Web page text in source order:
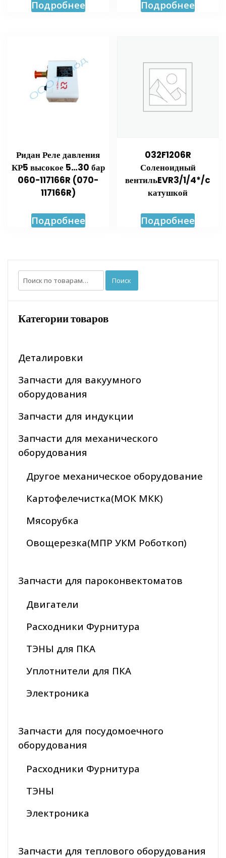
Подробнее Подробнее
Ридан Реле давления
КР5 высокое 5…30 бар
060-117166R (070-
117166R)
Подробнее
032F1206R
Соленоидный
вентильEVR3/1/4*/c
катушкой
Подробнее
Искать: Поиск
Категории товаров
Деталировки
Запчасти для вакуумного
оборудования
Запчасти для индукции
Запчасти для механического
оборудования
Другое механическое оборудование
Картофелечистка(МОК МКК)
Мясорубка
Овощерезка(МПР УКМ Роботкоп)
Запчасти для пароконвектоматов
Двигатели
Расходники Фурнитура
ТЭНЫ для ПКА
Уплотнители для ПКА
Электроника
Запчасти для посудомоечного
оборудования
Расходники Фурнитура
ТЭНЫ
Электроника
Запчасти для теплового оборудования